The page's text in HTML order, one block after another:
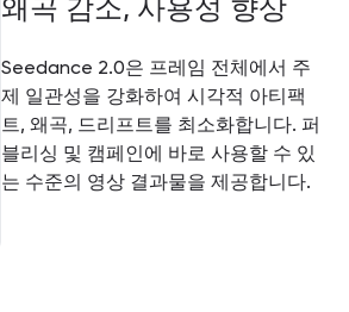
왜곡 감소, 사용성 향상
Seedance 2.0은 프레임 전체에서 주
제 일관성을 강화하여 시각적 아티팩
트, 왜곡, 드리프트를 최소화합니다. 퍼
블리싱 및 캠페인에 바로 사용할 수 있
는 수준의 영상 결과물을 제공합니다.